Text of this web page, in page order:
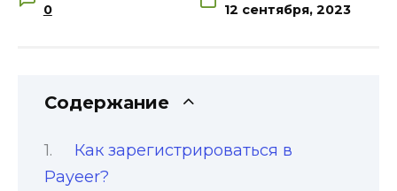
0 12 сентября, 2023
Содержание
Как зарегистрироваться в
Payeer?